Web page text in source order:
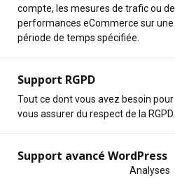
compte, les mesures de trafic ou de
performances eCommerce sur une
période de temps spécifiée.
Support RGPD
Tout ce dont vous avez besoin pour
vous assurer du respect de la RGPD.
Support avancé WordPress
Analyses